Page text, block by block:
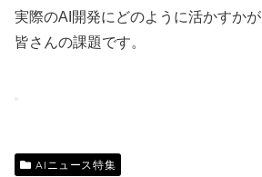
実際のAI開発にどのように活かすかが
皆さんの課題です。
AIニュース特集